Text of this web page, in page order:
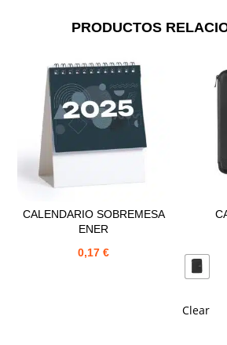
PRODUCTOS
CALENDARIO SOBREMESA
ENER
0,17€
Clear